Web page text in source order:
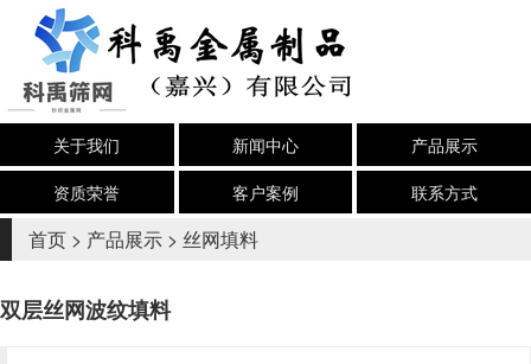
关于我们 新闻中心
产品展示
资质荣誉
客户案例 联系方式
首页 > 产品展示 > 丝网填料
双层丝网波纹填料